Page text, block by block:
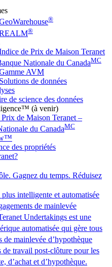
®
®
de Prix de Maison Teranet
Nationale du CanadaMC
AVM
Solutions de données
de science des données
(à venir)
de Maison Teranet –
du CanadaMC
des propriétés
Gagnez du temps. Réduisez
intelligente et automatisée
de mainlevée
Undertakings est une
automatisée qui gère tous
de mainlevée d’hypothèque
de travail post-clôture pour les
d’achat et d’hypothèque.